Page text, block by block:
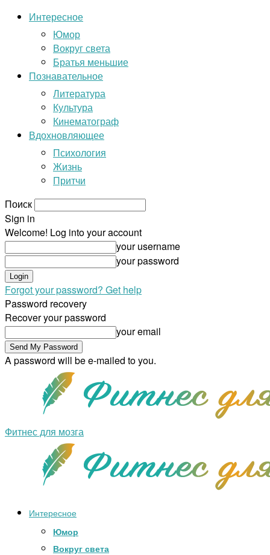
Интересное
Юмор
Вокруг света
Братья меньшие
Познавательное
Литература
Культура
Кинематограф
Вдохновляющее
Психология
Жизнь
Притчи
Поиск
Sign in
Welcome! Log into your account
your username
your password
Forgot your password? Get help
Password recovery
Recover your password
your email
A password will be e-mailed to you.
Фитнес для мозга
Интересное
Юмор
Вокруг света